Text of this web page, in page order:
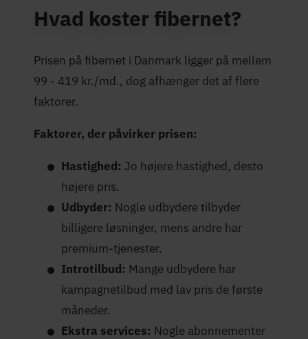
Hvad koster fibernet?
Prisen på fibernet i Danmark ligger på mellem
99 - 419 kr./md., dog afhænger det af flere
faktorer.
Faktorer, der påvirker prisen:
Hastighed: Jo højere hastighed, desto
højere pris.
Udbyder: Nogle udbydere tilbyder
billigere løsninger, mens andre har
premium-tjenester.
Introtilbud: Mange udbydere har
kampagnetilbud med lav pris de første
måneder.
Ekstra services: Nogle abonnementer